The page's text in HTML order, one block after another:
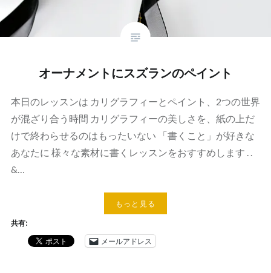
オーナメントにスズランのペイント
本日のレッスンは カリグラフィーとペイント、2つの世界
が混ざり合う時間 カリグラフィーの美しさを、紙の上だ
けで終わらせるのはもったいない 「書くこと」が好きな
あなたに 様々な素材に書くレッスンをおすすめします . .
&…
もっと見る
共有:
メールアドレス